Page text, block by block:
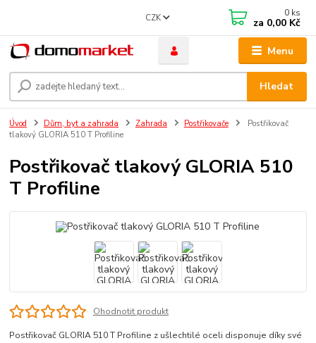
Menu
CZK
Hledat
0 ks
za 0,00 Kč
Úvod Dům, byt a zahrada Zahrada Postřikovače
Postřikovač
tlakový GLORIA 510 T Profiline
Postřikovač tlakový GLORIA 510
T Profiline
Ohodnotit produkt
Postřikovač GLORIA 510 T Profiline z ušlechtilé oceli disponuje díky své